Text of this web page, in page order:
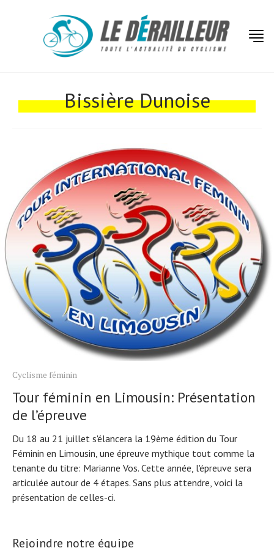
Bissière Dunoise
Cyclisme féminin
Tour féminin en Limousin: Présentation
de l’épreuve
Du 18 au 21 juillet s'élancera la 19ème édition du Tour
Féminin en Limousin, une épreuve mythique tout comme la
tenante du titre: Marianne Vos. Cette année, l'épreuve sera
articulée autour de 4 étapes. Sans plus attendre, voici la
présentation de celles-ci.
Rejoindre notre équipe
Tendances
Tous nos articles
À propos